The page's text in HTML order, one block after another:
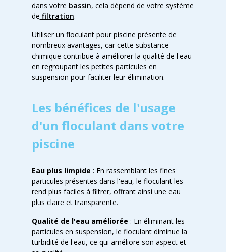
dans votre bassin, cela dépend de votre système
de filtration.
Utiliser un floculant pour piscine présente de
nombreux avantages, car cette substance
chimique contribue à améliorer la qualité de l'eau
en regroupant les petites particules en
suspension pour faciliter leur élimination.
Les bénéfices de l'usage
d'un floculant dans votre
piscine
Eau plus limpide : En rassemblant les fines
particules présentes dans l'eau, le floculant les
rend plus faciles à filtrer, offrant ainsi une eau
plus claire et transparente.
Qualité de l'eau améliorée : En éliminant les
particules en suspension, le floculant diminue la
turbidité de l'eau, ce qui améliore son aspect et